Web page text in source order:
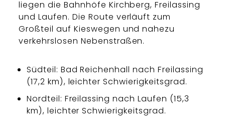
liegen die Bahnhöfe Kirchberg, Freilassing
und Laufen. Die Route verläuft zum
Großteil auf Kieswegen und nahezu
verkehrslosen Nebenstraßen.
Südteil: Bad Reichenhall nach Freilassing
(17,2 km), leichter Schwierigkeitsgrad.
Nordteil: Freilassing nach Laufen (15,3
km), leichter Schwierigkeitsgrad.